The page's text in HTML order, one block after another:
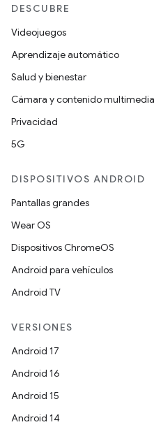
DESCUBRE
Videojuegos
Aprendizaje automático
Salud y bienestar
Cámara y contenido multimedia
Privacidad
5G
DISPOSITIVOS ANDROID
Pantallas grandes
Wear OS
Dispositivos ChromeOS
Android para vehículos
Android TV
VERSIONES
Android 17
Android 16
Android 15
Android 14